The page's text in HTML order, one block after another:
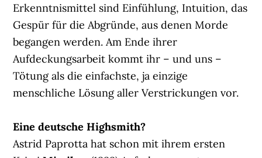
Erkenntnismittel sind Einfühlung, Intuition, das
Gespür für die Abgründe, aus denen Morde
begangen werden. Am Ende ihrer
Aufdeckungsarbeit kommt ihr – und uns –
Tötung als die einfachste, ja einzige
menschliche Lösung aller Verstrickungen vor.
Eine deutsche Highsmith?
Astrid Paprotta hat schon mit ihrem ersten